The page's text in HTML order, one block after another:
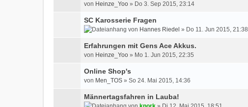
von Heinze_Yoo » Do 3. Sep 2015, 23:14
SC Karosserie Fragen
von Hannes Riedel » Do 11. Jun 2015, 21:38
Erfahrungen mit Gens Ace Akkus.
von Heinze_Yoo » Mo 1. Jun 2015, 22:35
Online Shop's
von Men_TOS » So 24. Mai 2015, 14:36
Männertagsfahren in Lauba!